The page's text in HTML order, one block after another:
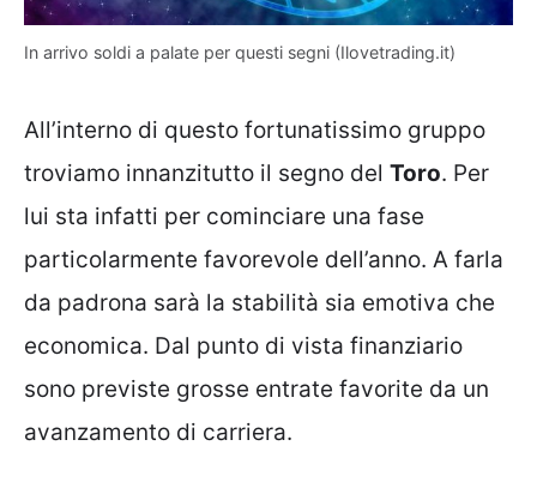
In arrivo soldi a palate per questi segni (Ilovetrading.it)
All’interno di questo fortunatissimo gruppo
troviamo innanzitutto il segno del Toro. Per
lui sta infatti per cominciare una fase
particolarmente favorevole dell’anno. A farla
da padrona sarà la stabilità sia emotiva che
economica. Dal punto di vista finanziario
sono previste grosse entrate favorite da un
avanzamento di carriera.